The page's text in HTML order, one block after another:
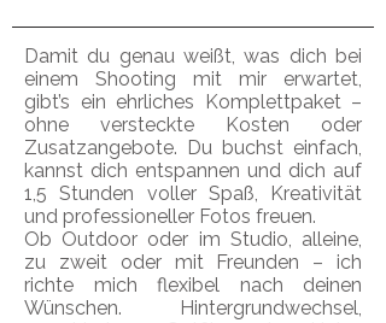
Damit du genau weißt, was dich bei
einem Shooting mit mir erwartet,
gibt’s ein ehrliches Komplettpaket –
ohne versteckte Kosten oder
Zusatzangebote. Du buchst einfach,
kannst dich entspannen und dich auf
1,5 Stunden voller Spaß, Kreativität
und professioneller Fotos freuen.
Ob Outdoor oder im Studio, alleine,
zu zweit oder mit Freunden – ich
richte mich flexibel nach deinen
Wünschen. Hintergrundwechsel,